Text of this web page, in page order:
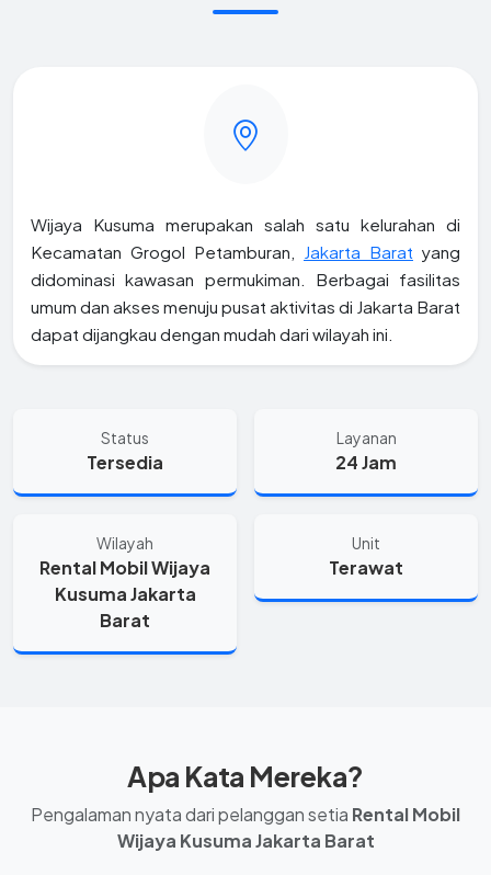
Wijaya Kusuma merupakan salah satu kelurahan di
Kecamatan Grogol Petamburan,
Jakarta Barat yang
didominasi kawasan permukiman. Berbagai fasilitas
umum dan akses menuju pusat aktivitas di Jakarta Barat
dapat dijangkau dengan mudah dari wilayah ini.
Status
Tersedia
Layanan
24 Jam
Wilayah
Rental Mobil Wijaya
Kusuma Jakarta
Barat
Unit
Terawat
Apa Kata Mereka?
Pengalaman nyata dari pelanggan setia Rental Mobil
Wijaya Kusuma Jakarta Barat